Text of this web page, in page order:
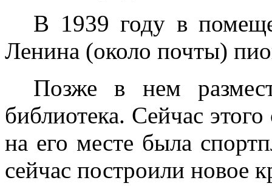
В 1939 году в
Ленина (около почты)
Позже в нем
библиотека. Сейчас
на его месте была
сейчас построили новое